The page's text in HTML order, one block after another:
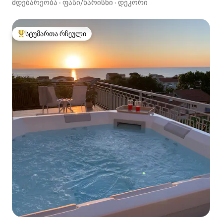
მდებარეობა · ფასი/ხარისხი · დეკორი
სტუმართა რჩეული მოწინავე ვარიანტი
სტუმართა რჩეული